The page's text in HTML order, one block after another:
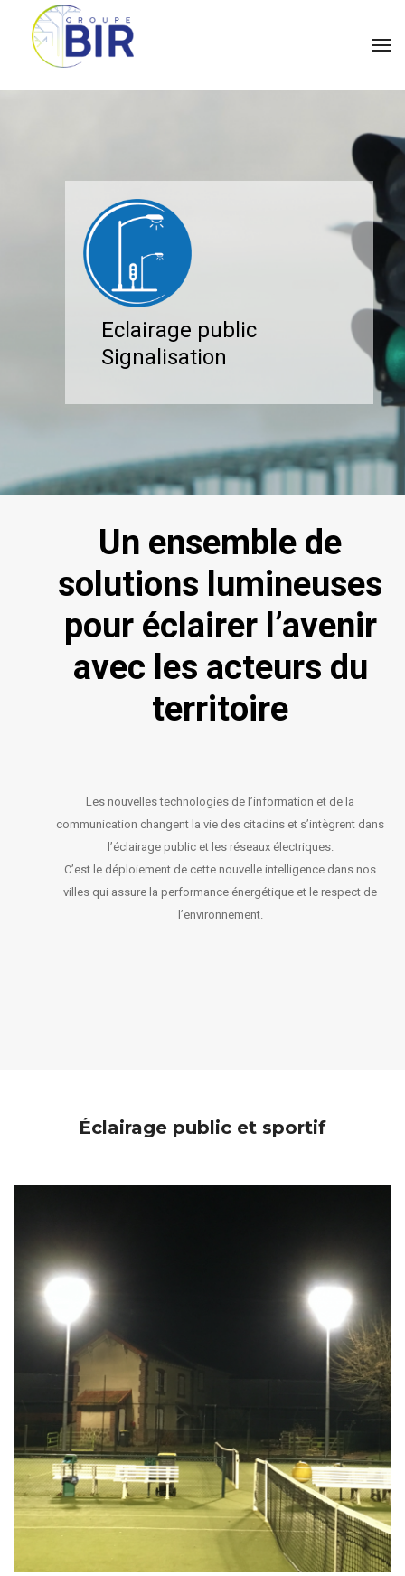
Eclairage public
Signalisation
Un ensemble de
solutions lumineuses
pour éclairer l’avenir
avec les acteurs du
territoire
Les nouvelles technologies de l’information et de la
communication changent la vie des citadins et s’intègrent dans
l’éclairage public et les réseaux électriques.
C’est le déploiement de cette nouvelle intelligence dans nos
villes qui assure la performance énergétique et le respect de
l’environnement.
Éclairage public et sportif